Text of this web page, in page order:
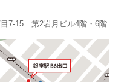
7-15 第2岩月ビル4階・6階